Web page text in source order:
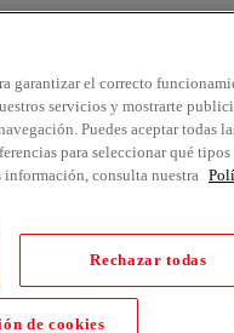
garantizar el correcto
servicios y mostrarte
Puedes aceptar todas
para seleccionar qué tipos
información, consulta nuestra
Rechazar todas
de cookies